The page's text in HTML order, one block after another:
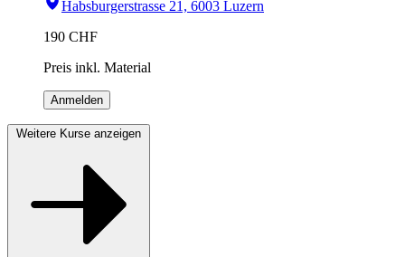
Habsburgerstrasse 21, 6003 Luzern
190 CHF
Preis inkl. Material
Anmelden
Weitere Kurse anzeigen